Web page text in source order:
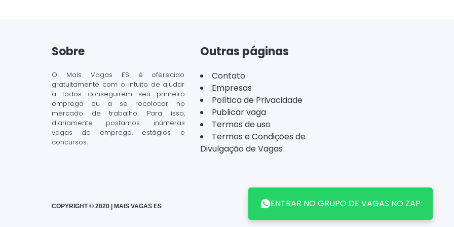
Sobre
O Mais Vagas ES é oferecido
gratuitamente com o intuito de ajudar
a todos conseguirem seu primeiro
emprego ou a se recolocar no
mercado de trabalho. Para isso,
diariamente postamos inúmeras
vagas de emprego, estágios e
concursos.
Outras páginas
Contato
Empresas
Política de Privacidade
Publicar vaga
Termos de uso
Termos e Condições de
Divulgação de Vagas
COPYRIGHT © 2020 | MAIS VAGAS ES
Back
to
ENTRAR NO GRUPO DE VAGAS NO ZAP